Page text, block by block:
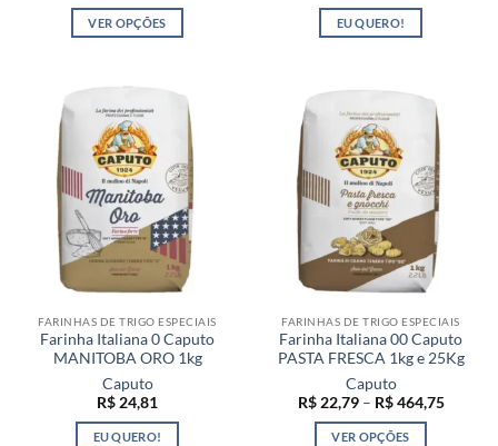
VER OPÇÕES
várias
variantes.
As
opções
podem
ser
escolhidas
na
do
produto
EU QUERO!
FARINHAS DE TRIGO ESPECIAIS
Farinha Italiana 0 Caputo
MANITOBA ORO 1kg
Caputo
R$ 24,81
EU QUERO!
FARINHAS DE TRIGO ESPECIAIS
Farinha Italiana 00 Caputo
PASTA FRESCA 1kg e 25Kg
Caputo
R$22,79 – R$464,75Faixa
VER OPÇÕES